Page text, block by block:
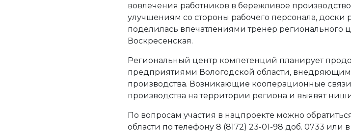
вовлечения работников в бережливое
улучшениям со стороны рабочего персонала,
поделилась впечатлениями тренер регионального
Воскресенская.
Региональный центр компетенций планирует
предприятиями Вологодской области,
производства. Возникающие кооперационные
производства на территории региона и выявят
По вопросам участия в нацпроекте можно
области по телефону 8 (8172) 23-01-98 доб. 0733